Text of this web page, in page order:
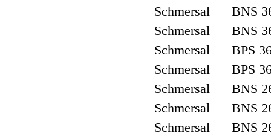
Schmersal BNS
Schmersal BNS
Schmersal BPS
Schmersal BPS
Schmersal BNS
Schmersal BNS
Schmersal BNS